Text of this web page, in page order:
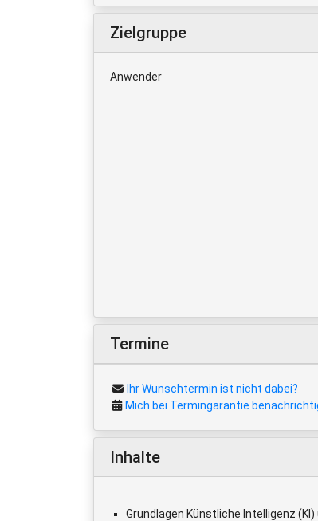
Zielgruppe
Anwender
Termine
Ihr Wunschtermin ist nicht dabei?
Mich bei Termingarantie
Inhalte
Grundlagen Künstliche Intelligenz